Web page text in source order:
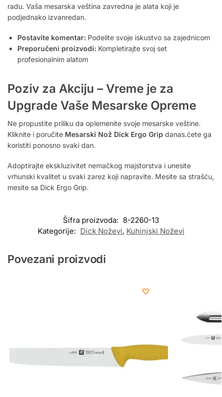
radu. Vaša mesarska veština zavredna je alata koji je
podjednako izvanredan.
Postavite komentar: Podelite svoje iskustvo sa zajednicom
Preporučeni proizvodi: Kompletirajte svoj set
profesionalnim alatom
Poziv za Akciju – Vreme je za
Upgrade Vaše Mesarske Opreme
Ne propustite priliku da oplemenite svoje mesarske veštine.
Kliknite i poručite Mesarski Nož Dick Ergo Grip danas.ćete ga
koristiti ponosno svaki dan.
Adoptirajte ekskluzivitet nemačkog majstorstva i unesite
vrhunski kvalitet u svaki zarez koji napravite. Mesite sa strašću,
mesite sa Dick Ergo Grip.
Šifra proizvoda: 8-2260-13
Kategorije: Dick Noževi, Kuhinjski Noževi
Povezani proizvodi